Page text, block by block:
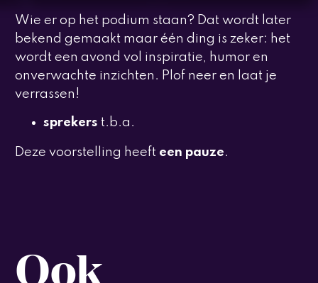
Wie er op het podium staan? Dat wordt later
bekend gemaakt maar één ding is zeker: het
wordt een avond vol inspiratie, humor en
onverwachte inzichten. Plof neer en laat je
verrassen!
sprekers t.b.a.
Deze voorstelling heeft een pauze.
Ook